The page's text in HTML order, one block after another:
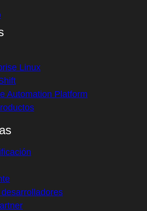
Linux
Automation Platform